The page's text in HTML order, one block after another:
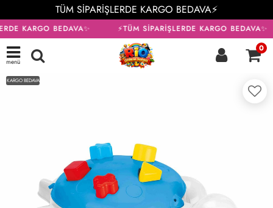
TÜM SİPARİŞLERDE KARGO BEDAVA⚡
KARGO BEDAVA✨ ⚡TÜM SİPARİŞLERDE KARGO BEDAVA✨
menü
0
KARGO BEDAVA